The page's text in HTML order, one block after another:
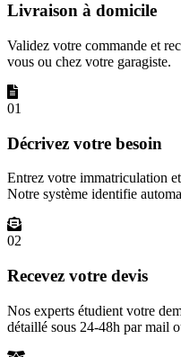
Livraison à domicile
Validez votre commande et
vous ou chez votre garagiste.
01
Décrivez votre besoin
Entrez votre immatriculation
Notre système identifie
02
Recevez votre devis
Nos experts étudient votre
détaillé sous 24-48h par mail